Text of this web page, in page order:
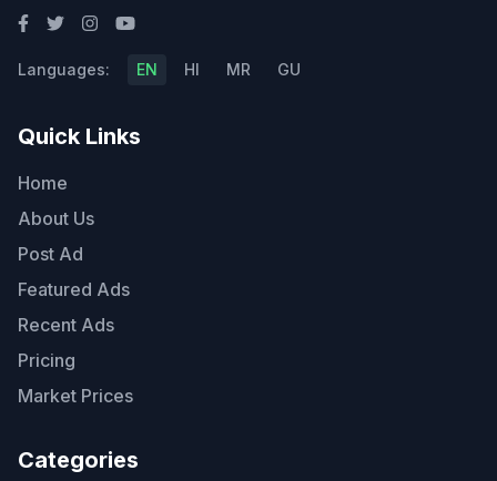
Languages: EN HI MR GU
Quick Links
Home
About Us
Post Ad
Featured Ads
Recent Ads
Pricing
Market Prices
Categories